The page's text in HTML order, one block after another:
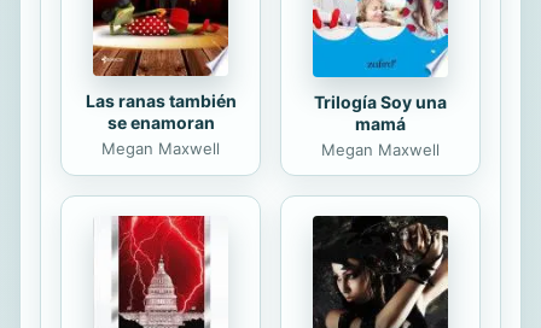
intenso diálogo con...
Las ranas también
se enamoran
Megan Maxwell
Trilogía Soy una
mamá
Megan Maxwell